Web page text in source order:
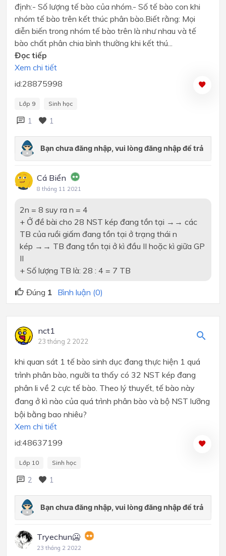
định:- Số lượng tế bào của nhóm.- Số tế bào con khi
nhóm tế bào trên kết thúc phân bào.Biết rằng: Mọi
diễn biến trong nhóm tế bào trên là như nhau và tế
bào chất phân chia bình thường khi kết thú...
Đọc tiếp
Xem chi tiết
id:28875998
Lớp 9 Sinh học
1 1
Cá Biển
8 tháng 11 2021
2n = 8 suy ra n = 4
+ Ở đề bài cho 28 NST kép đang tồn tại →→ các
TB của ruồi giấm đang tồn tại ở trạng thái n
kép →→ TB đang tồn tại ở kì đầu II hoặc kì giữa GP
II
+ Số lượng TB là: 28 : 4 = 7 TB
Đúng 1 Bình luận (0)
nct1
23 tháng 2 2022
khi quan sát 1 tế bào sinh dục đang thực hiện 1 quá
trình phân bào, người ta thấy có 32 NST kép đang
phân li về 2 cực tế bào. Theo lý thuyết, tế bào này
đang ở kì nào của quá trình phân bào và bộ NST lưỡng
bội bằng bao nhiêu?
Xem chi tiết
id:48637199
Lớp 10 Sinh học
2 1
Tryechun🥶
23 tháng 2 2022